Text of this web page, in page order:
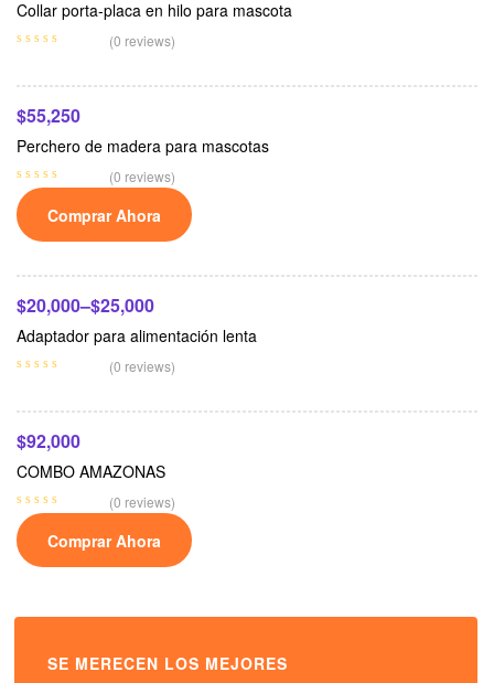
Collar porta-placa en hilo para mascota
(0 reviews)
$55,250
Perchero de madera para mascotas
(0 reviews)
Comprar Ahora Seleccionar Opciones
$20,000–$25,000
Adaptador para alimentación lenta
(0 reviews)
$92,000
COMBO AMAZONAS
(0 reviews)
Comprar Ahora
SE MERECEN LOS MEJORES